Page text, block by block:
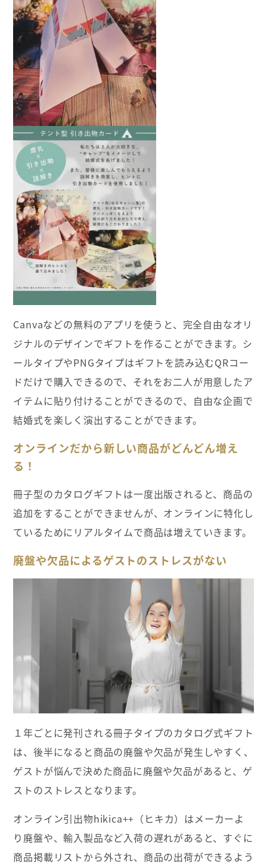
Canvaなどの無料のアプリを使うと、完全自由なオリ
ジナルのデザインでギフトを作ることができます。シ
ールタイプやPNGタイプはギフトを読み込むQRコー
ドだけで購入できるので、それをお二人が用意したア
イテムに貼り付けることができるので、自由な企画で
結婚式を楽しく演出することができます。
オンラインだから新しい商品がどんどん増え
る！
冊子型のカタログギフトは一度出版されると、商品の
追加をすることができませんが、オンラインに特化し
ているためにリアルタイムで商品は増えていきます。
廃盤や欠品によるゲストのストレスがない
１年ごとに発刊される冊子タイプのカタログ式ギフト
は、後半になると商品の廃盤や欠品が発生しやすく、
ゲストが悩んで決めた商品に廃盤や欠品があると、ゲ
ストのストレスとなります。
オンライン引出物hikica++（ヒキカ）はメーカーよ
り廃盤や、輸入製品など入荷の遅れがあると、すぐに
商品掲載リストから外され、商品の出荷ができるよう